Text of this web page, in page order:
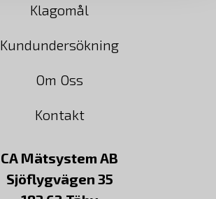
Klagomål
Kundundersökning
Om Oss
Kontakt
CA Mätsystem AB
Sjöflygvägen 35